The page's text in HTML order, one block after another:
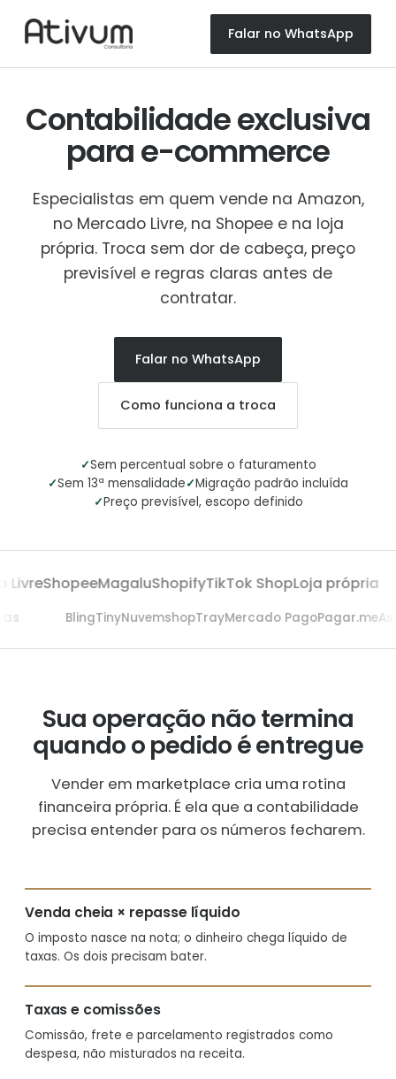
Falar no WhatsApp
Contabilidade exclusiva
parae-commerce
Especialistas em quem vende na Amazon,
no Mercado Livre, na Shopee e na loja
própria. Troca sem dor de cabeça, preço
previsível e regras claras antes de
contratar.
Falar no WhatsApp
Como funciona a troca
✓Sem percentual sobre o faturamento
✓Sem 13ª mensalidade✓Migração padrão incluída
✓Preço previsível, escopo definido
ShopeeMagaluShopifyTikTok ShopLoja própria
BlingTinyNuvemshopTrayMercado PagoPagar.me
Sua operação não termina
quando o pedido é entregue
Vender em marketplace cria uma rotina
financeira própria. É ela que a contabilidade
precisa entender para os números fecharem.
Venda cheia × repasse líquido
O imposto nasce na nota; o dinheiro chega líquido de
taxas. Os dois precisam bater.
Taxas e comissões
Comissão, frete e parcelamento registrados como
despesa, não misturados na receita.